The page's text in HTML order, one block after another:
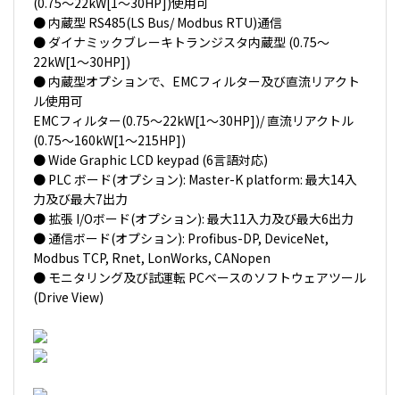
● 内蔵型 RS485(LS Bus/ Modbus RTU)通信
● ダイナミックブレーキトランジスタ内蔵型 (0.75～
22kW[1～30HP])
● 内蔵型オプションで、EMCフィルター及び直流リアクト
ル使用可
EMCフィルター(0.75～22kW[1～30HP])/ 直流リアクトル
(0.75～160kW[1～215HP])
● Wide Graphic LCD keypad (6言語対応)
● PLC ボード(オプション): Master-K platform: 最大14入
力及び最大7出力
● 拡張 I/Oボード(オプション): 最大11入力及び最大6出力
● 通信ボード(オプション): Profibus-DP, DeviceNet,
Modbus TCP, Rnet, LonWorks, CANopen
● モニタリング及び試運転 PCベースのソフトウェアツール
(Drive View)